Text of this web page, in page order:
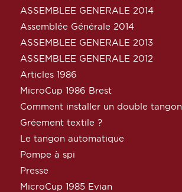
ASSEMBLEE GENERALE 2014
Assemblée Générale 2014
ASSEMBLEE GENERALE 2013
ASSEMBLEE GENERALE 2012
Articles 1986
MicroCup 1986 Brest
Comment installer un double tangon
Gréement textile ?
Le tangon automatique
Pompe à spi
Presse
MicroCup 1985 Evian